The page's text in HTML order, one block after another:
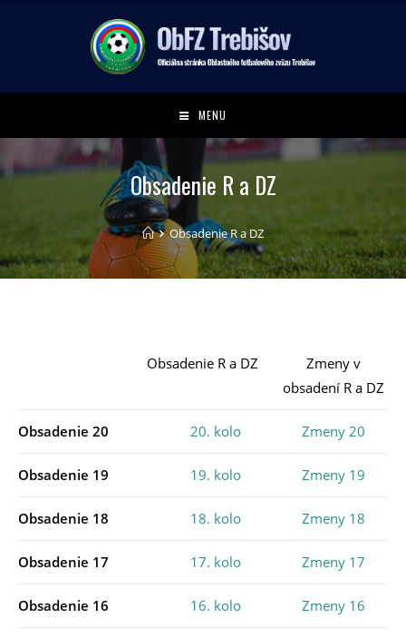
MENU
Obsadenie R a DZ
Obsadenie R a DZ
Obsadenie R a DZ
Zmeny v
obsadení R a DZ
Obsadenie 20 20. kolo Zmeny 20
Obsadenie 19 19. kolo Zmeny 19
Obsadenie 18 18. kolo Zmeny 18
Obsadenie 17 17. kolo Zmeny 17
Obsadenie 16 16. kolo Zmeny 16